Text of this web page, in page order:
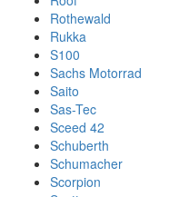
Rothewald
Rukka
S100
Sachs Motorrad
Saito
Sas-Tec
Sceed 42
Schuberth
Schumacher
Scorpion